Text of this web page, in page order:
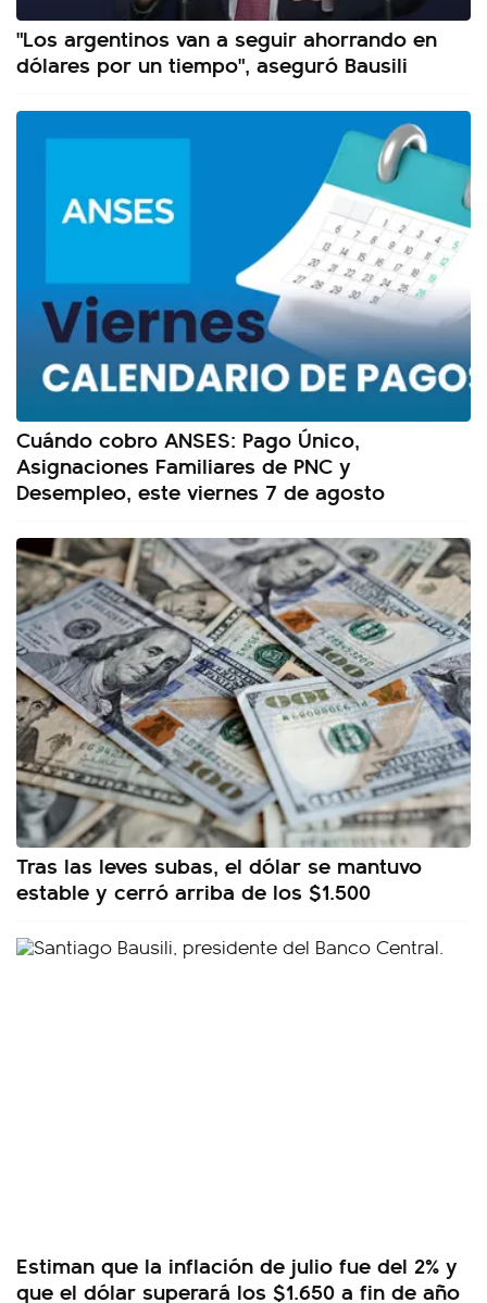
"Los argentinos van a seguir ahorrando en
dólares por un tiempo", aseguró Bausili
Cuándo cobro ANSES: Pago Único,
Asignaciones Familiares de PNC y
Desempleo, este viernes 7 de agosto
Tras las leves subas, el dólar se mantuvo
estable y cerró arriba de los $1.500
Estiman que la inflación de julio fue del 2% y
que el dólar superará los $1.650 a fin de año